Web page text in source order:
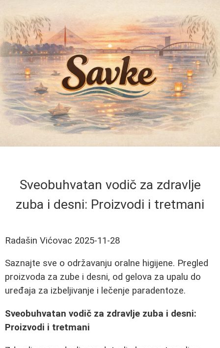
Sveobuhvatan vodič za zdravlje
zuba i desni: Proizvodi i tretmani
Radašin Vićovac 2025-11-28
Saznajte sve o održavanju oralne higijene. Pregled
proizvoda za zube i desni, od gelova za upalu do
uređaja za izbeljivanje i lečenje paradentoze.
Sveobuhvatan vodič za zdravlje zuba i desni:
Proizvodi i tretmani